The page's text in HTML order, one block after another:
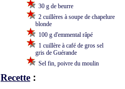
30 g de beurre
2 cuillères à soupe de chapelure
blonde
100 g d'emmental râpé
1 cuillère à café de gros sel
gris de Guérande
Sel fin, poivre du moulin
Recette :